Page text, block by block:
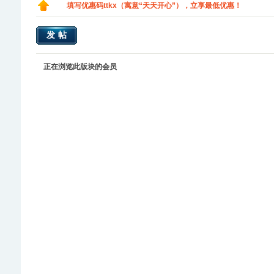
填写优惠码ttkx（寓意“天天开心”），立享最低优惠！
发帖
正在浏览此版块的会员